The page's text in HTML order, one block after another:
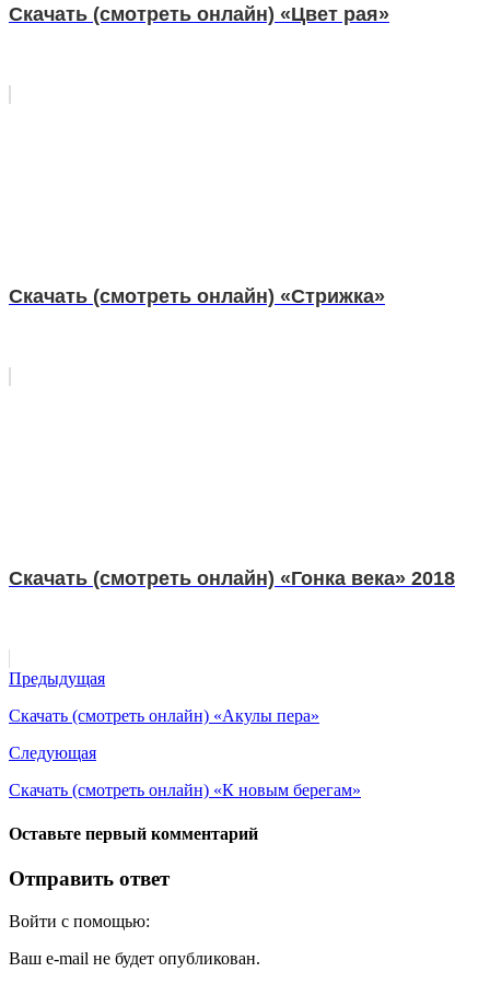
Скачать (смотреть онлайн) «Цвет рая»
Скачать (смотреть онлайн) «Стрижка»
Скачать (смотреть онлайн) «Гонка века» 2018
Предыдущая
Скачать (смотреть онлайн) «Акулы пера»
Следующая
Скачать (смотреть онлайн) «К новым берегам»
Оставьте первый комментарий
Отправить ответ
Войти с помощью:
Ваш e-mail не будет опубликован.